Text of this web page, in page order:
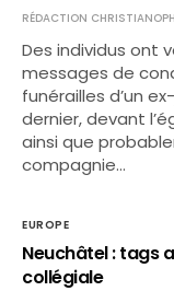
RÉDACTION
Des individus ont
messages de
funérailles d’un
dernier, devant
ainsi que
compagnie…
EUROPE
Neuchâtel : tags
collégiale